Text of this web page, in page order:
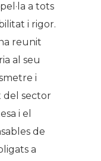
a tots
i rigor.
reunit
al seu
i
del sector
i el
de
a